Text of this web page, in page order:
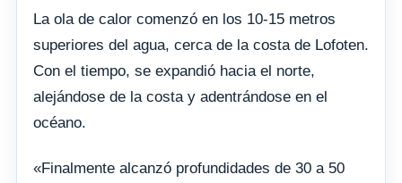
La ola de calor comenzó en los 10-15 metros
superiores del agua, cerca de la costa de Lofoten.
Con el tiempo, se expandió hacia el norte,
alejándose de la costa y adentrándose en el
océano.
«Finalmente alcanzó profundidades de 30 a 50